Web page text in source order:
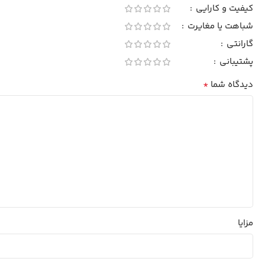
کیفیت و کارایی
شباهت یا مغایرت
گارانتی
پشتیبانی
دیدگاه شما *
مزایا